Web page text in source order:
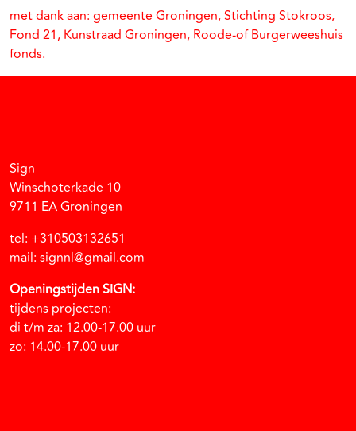
met dank aan: gemeente Groningen, Stichting Stokroos,
Fond 21, Kunstraad Groningen, Roode-of Burgerweeshuis
fonds.
Sign
Winschoterkade 10
9711 EA Groningen
tel: +310503132651
mail: signnl@gmail.com
Openingstijden SIGN:
tijdens projecten:
di t/m za: 12.00-17.00 uur
zo: 14.00-17.00 uur